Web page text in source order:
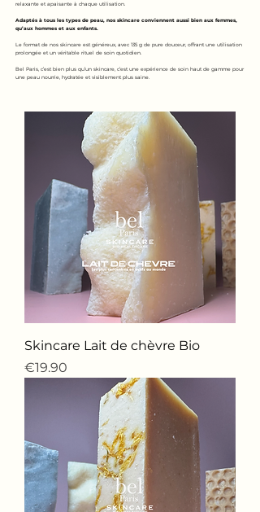
relaxante et apaisante à chaque utilisation.
Adaptés à tous les types de peau, nos skincare conviennent aussi bien aux femmes,
qu’aux hommes et aux enfants.
Le format de nos skincare est généreux, avec 135 g de pure douceur, offrant une utilisation
prolongée et un véritable rituel de soin quotidien.
Bel Paris, c’est bien plus qu’un skincare, c’est une expérience de soin haut de gamme pour
une peau nourrie, hydratée et visiblement plus saine.
Skincare Lait de chèvre Bio
價格
€19.90